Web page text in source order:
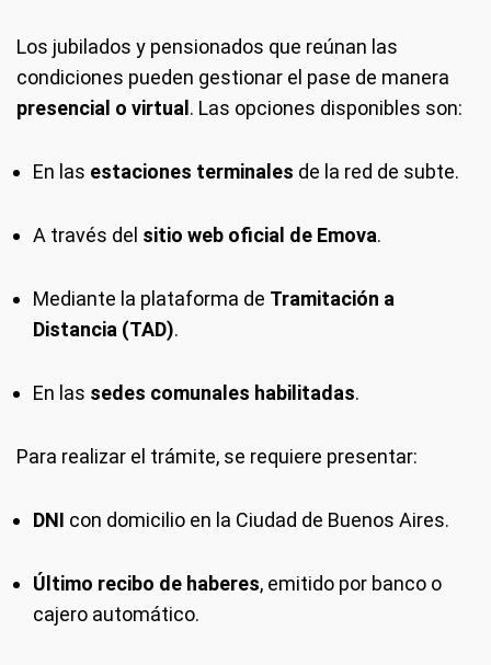
Los jubilados y pensionados que reúnan las
condiciones pueden gestionar el pase de manera
presencial o virtual . Las opciones disponibles son:
En las estaciones terminales de la red de subte.
A través del sitio web oficial de Emova.
Mediante la plataforma de Tramitación a
Distancia (TAD).
En las sedes comunales habilitadas.
Para realizar el trámite, se requiere presentar:
DNI con domicilio en la Ciudad de Buenos Aires.
Último recibo de haberes, emitido por banco o
cajero automático.